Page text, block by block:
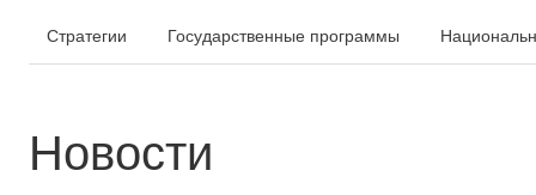
Стратегии Государственные программы
Новости